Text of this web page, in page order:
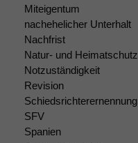
Miteigentum
nachehelicher Unterhalt
Nachfrist
Natur- und Heimatschutz
Notzuständigkeit
Revision
Schiedsrichterernennung
SFV
Spanien